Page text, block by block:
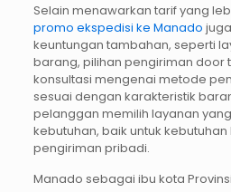
Selain menawarkan tarif yang
promo ekspedisi ke Manado
keuntungan tambahan, seperti
barang, pilihan pengiriman door
konsultasi mengenai metode
sesuai dengan karakteristik
pelanggan memilih layanan
kebutuhan, baik untuk
pengiriman pribadi.
Manado sebagai ibu kota